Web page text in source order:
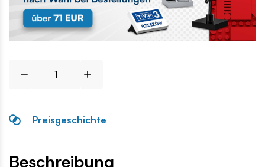
Preisgeschichte
Beschreibung